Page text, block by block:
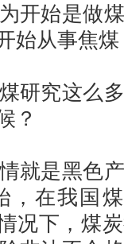
开始是做
始从事焦
究这么多
？
是黑色产
，在我国
况下，煤